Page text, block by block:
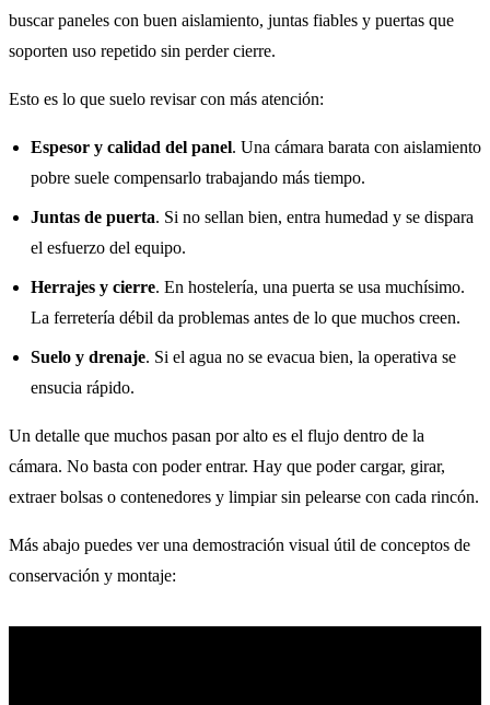
buscar paneles con buen aislamiento, juntas fiables y puertas que
soporten uso repetido sin perder cierre.
Esto es lo que suelo revisar con más atención:
Espesor y calidad del panel. Una cámara barata con aislamiento
pobre suele compensarlo trabajando más tiempo.
Juntas de puerta. Si no sellan bien, entra humedad y se dispara
el esfuerzo del equipo.
Herrajes y cierre. En hostelería, una puerta se usa muchísimo.
La ferretería débil da problemas antes de lo que muchos creen.
Suelo y drenaje. Si el agua no se evacua bien, la operativa se
ensucia rápido.
Un detalle que muchos pasan por alto es el flujo dentro de la
cámara. No basta con poder entrar. Hay que poder cargar, girar,
extraer bolsas o contenedores y limpiar sin pelearse con cada rincón.
Más abajo puedes ver una demostración visual útil de conceptos de
conservación y montaje: